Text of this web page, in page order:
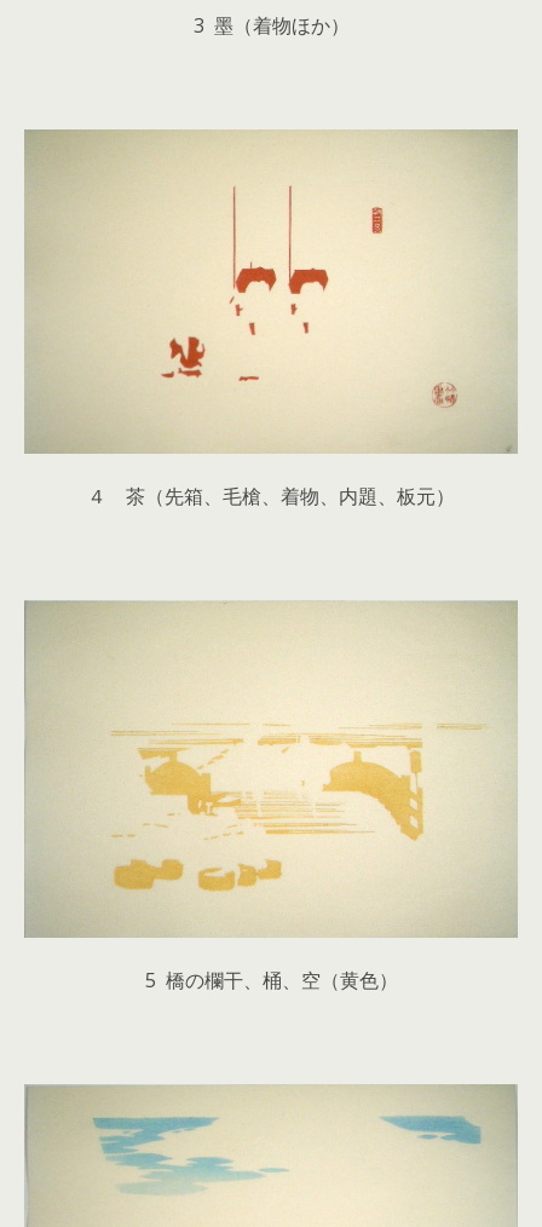
3 墨（着物ほか）
４ 茶（先箱、毛槍、着物、内題、板元）
5 橋の欄干、桶、空（黄色）